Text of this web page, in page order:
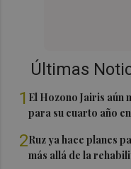
Últimas
1 El Hozono Jairis aún
para su cuarto año
2Ruz ya hace planes
más allá de la